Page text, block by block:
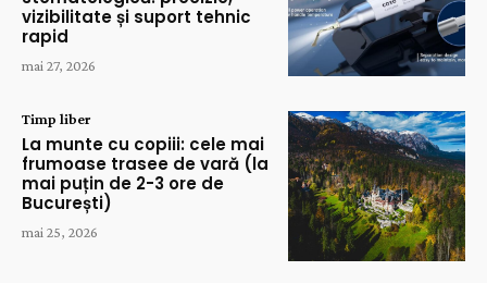
vizibilitate și suport tehnic
rapid
mai 27, 2026
Timp liber
La munte cu copiii: cele mai
frumoase trasee de vară (la
mai puțin de 2-3 ore de
București)
mai 25, 2026